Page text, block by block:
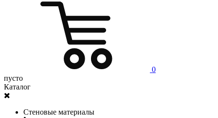
0
пусто
Каталог
Стеновые материалы